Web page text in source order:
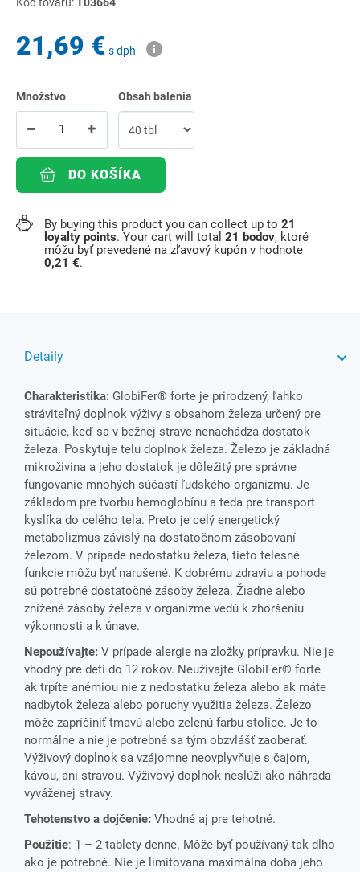
Kód tovaru:T03664
21,69 € s dph
Množstvo Obsah balenia
DO KOŠÍKA
By buying this product you can collect up to 21
loyalty points. Your cart will total 21 bodov, ktoré
môžu byť prevedené na zľavový kupón v hodnote
0,21 €.
Detaily
Charakteristika: GlobiFer® forte je prirodzený, ľahko
stráviteľný doplnok výživy s obsahom železa určený pre
situácie, keď sa v bežnej strave nenachádza dostatok
železa. Poskytuje telu doplnok železa. Železo je základná
mikroživina a jeho dostatok je dôležitý pre správne
fungovanie mnohých súčastí ľudského organizmu. Je
základom pre tvorbu hemoglobínu a teda pre transport
kyslíka do celého tela. Preto je celý energetický
metabolizmus závislý na dostatočnom zásobovaní
železom. V prípade nedostatku železa, tieto telesné
funkcie môžu byť narušené. K dobrému zdraviu a pohode
sú potrebné dostatočné zásoby železa. Žiadne alebo
znížené zásoby železa v organizme vedú k zhoršeniu
výkonnosti a k únave.
Nepoužívajte: V prípade alergie na zložky prípravku. Nie je
vhodný pre deti do 12 rokov. Neužívajte GlobiFer® forte
ak trpíte anémiou nie z nedostatku železa alebo ak máte
nadbytok železa alebo poruchy využitia železa. Železo
môže zapríčiniť tmavú alebo zelenú farbu stolice. Je to
normálne a nie je potrebné sa tým obzvlášť zaoberať.
Výživový doplnok sa vzájomne neovplyvňuje s čajom,
kávou, ani stravou. Výživový doplnok neslúži ako náhrada
vyváženej stravy.
Tehotenstvo a dojčenie: Vhodné aj pre tehotné.
Použitie: 1 – 2 tablety denne. Môže byť používaný tak dlho
ako je potrebné. Nie je limitovaná maximálna doba jeho